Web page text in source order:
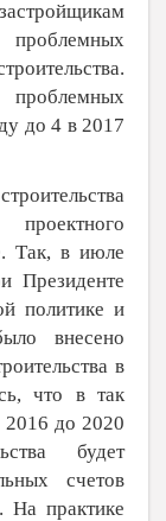
проблемных
до 4 в 2017
Так, в июле
Президенте
политике и
внесено
в
что в так
до 2020
будет
счетов
На практике